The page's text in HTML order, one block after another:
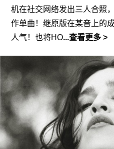
机在社交网络发出三人合照
作单曲！继原版在某音上的
人气！也将HO...查看更多 >